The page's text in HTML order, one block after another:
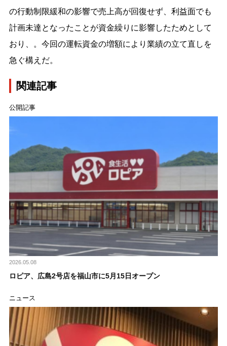
の行動制限緩和の影響で売上高が回復せず、利益面でも
計画未達となったことが資金繰りに影響したためとして
おり、。今回の運転資金の増額により業績の立て直しを
急ぐ構えだ。
関連記事
公開記事
2026.05.08
ロピア、広島2号店を福山市に5月15日オープン
ニュース